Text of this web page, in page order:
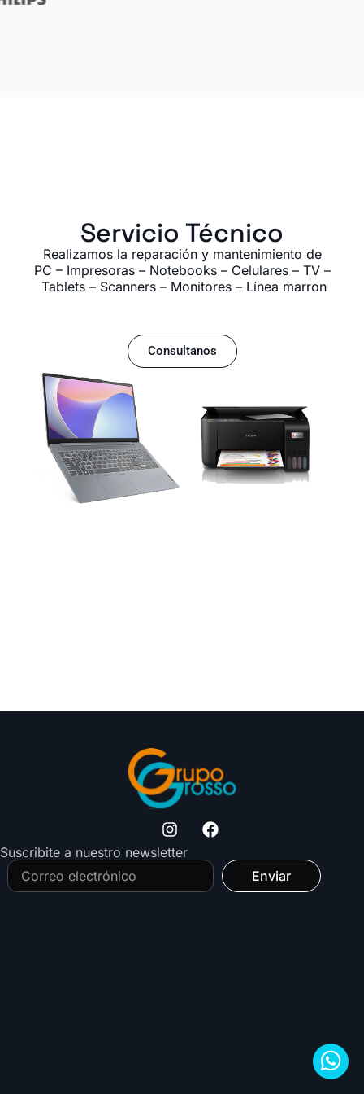
Servicio Técnico
Realizamos la reparación y mantenimiento de
PC – Impresoras – Notebooks – Celulares – TV –
Tablets – Scanners – Monitores – Línea marron
Consultanos
Suscribite a nuestro newsletter
Enviar